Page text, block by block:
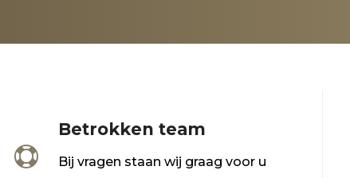

Betrokken team
Bij vragen staan wij graag voor u